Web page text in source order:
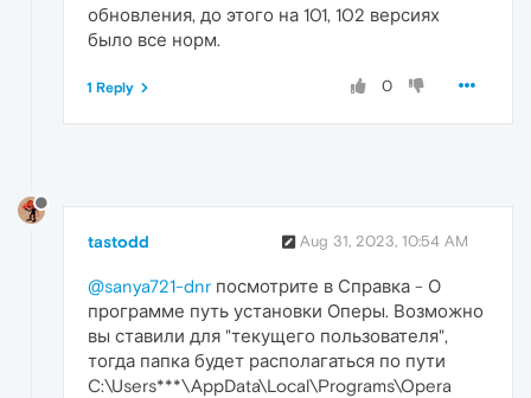
обновления, до этого на 101, 102 версиях
было все норм.
0
1 Reply
tastodd Aug 31, 2023, 10:54 AM
@sanya721-dnr посмотрите в Справка - О
программе путь установки Оперы. Возможно
вы ставили для "текущего пользователя",
тогда папка будет располагаться по пути
C:\Users***\AppData\Local\Programs\Opera